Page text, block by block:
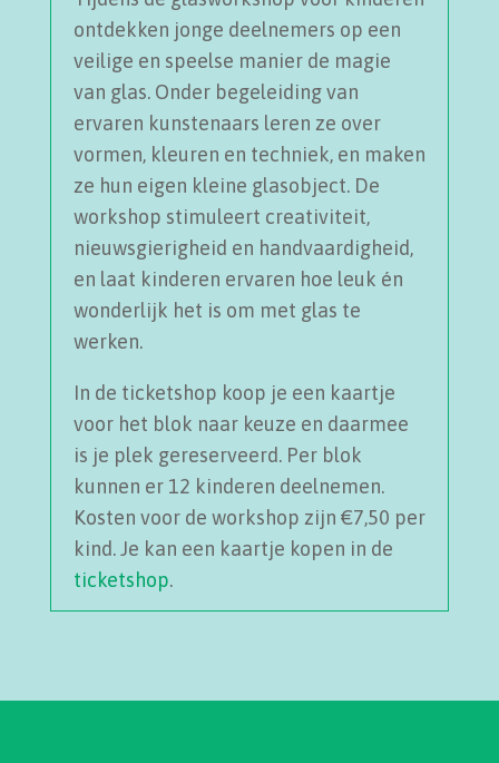
ontdekken jonge deelnemers op een
veilige en speelse manier de magie
van glas. Onder begeleiding van
ervaren kunstenaars leren ze over
vormen, kleuren en techniek, en maken
ze hun eigen kleine glasobject. De
workshop stimuleert creativiteit,
nieuwsgierigheid en handvaardigheid,
en laat kinderen ervaren hoe leuk én
wonderlijk het is om met glas te
werken.
In de ticketshop koop je een kaartje
voor het blok naar keuze en daarmee
is je plek gereserveerd. Per blok
kunnen er 12 kinderen deelnemen.
Kosten voor de workshop zijn €7,50 per
kind. Je kan een kaartje kopen in de
ticketshop.